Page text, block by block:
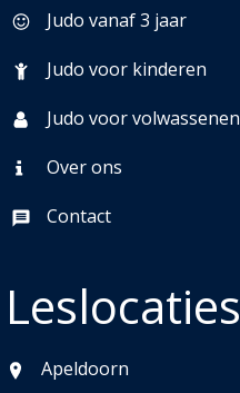
Judo vanaf 3 jaar
Judo voor kinderen
Judo voor volwassenen
Over ons
Contact
Leslocaties
Apeldoorn